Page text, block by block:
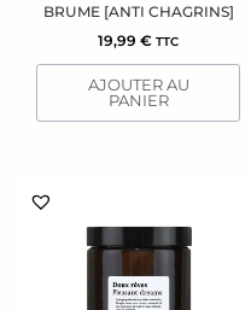
BRUME [ANTI CHAGRINS]
19,99 € TTC
AJOUTER AU
PANIER